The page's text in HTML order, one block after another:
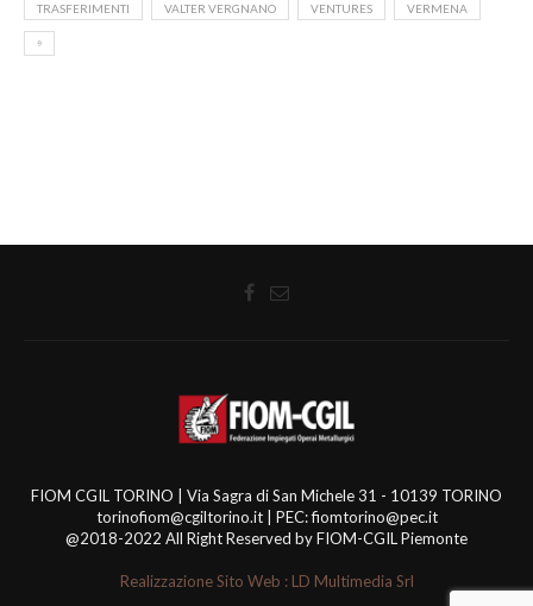
TRASFERIMENTI VALTER VERGNANO VENTURES VERMENA
⁹
FIOM CGIL TORINO | Via Sagra di San Michele 31 - 10139 TORINO
torinofiom@cgiltorino.it | PEC: fiomtorino@pec.it
@2018-2022 All Right Reserved by FIOM-CGIL Piemonte
Realizzazione Sito Web : LD Multimedia Srl